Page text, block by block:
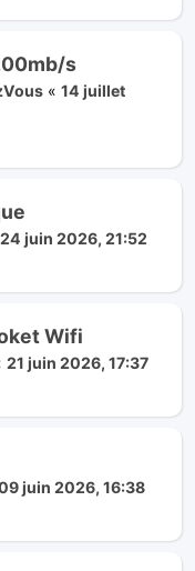
s
« 14 juillet
24 juin 2026, 21:52
Wifi
21 juin 2026, 17:37
juin 2026, 16:38